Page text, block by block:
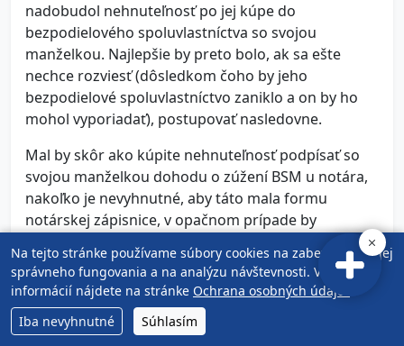
nadobudol nehnuteľnosť po jej kúpe do
bezpodielového spoluvlastníctva so svojou
manželkou. Najlepšie by preto bolo, ak sa ešte
nechce rozviesť (dôsledkom čoho by jeho
bezpodielové spoluvlastníctvo zaniklo a on by ho
mohol vyporiadať), postupovať nasledovne.
Mal by skôr ako kúpite nehnuteľnosť podpísať so
svojou manželkou dohodu o zúžení BSM u notára,
nakoľko je nevyhnutné, aby táto mala formu
notárskej zápisnice, v opačnom prípade by
nespôsobovala zamýšľané právne následky. V tejto
by bolo potrebné definovať, že nehnuteľnosti, ktoré
nadobudne jeden z manželov v budúcnosti do
vlastníctva, sa stanú predmetom jeho výlučného
vlastníctva a nie predmetom BSM, t.j. z ich BSM
Na tejto stránke používame súbory cookies na zabezpečenie jej
správneho fungovania a na analýzu návštevnosti. Viac
informácií nájdete na stránke Ochrana osobných údajov
Iba nevyhnutné
Súhlasím